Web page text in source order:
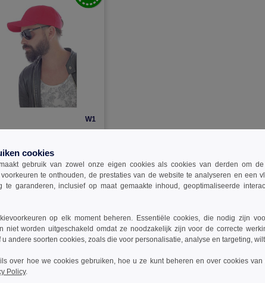
W1
-42%
cookies
gebruik van zowel onze eigen cookies als cookies van derden om
te onthouden, de prestaties van de website te analyseren en een
te garanderen, inclusief op maat gemaakte inhoud, geoptimaliseerde
op elk moment beheren. Essentiële cookies, die nodig zijn
niet worden uitgeschakeld omdat ze noodzakelijk zijn voor de correcte
u andere soorten cookies, zoals die voor personalisatie, analyse en targeting,
over hoe we cookies gebruiken, hoe u ze kunt beheren en over cookies
Policy.